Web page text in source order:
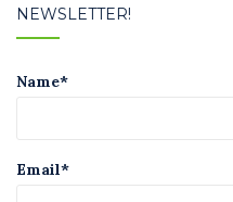
NEWSLETTER!
Name*
Email*